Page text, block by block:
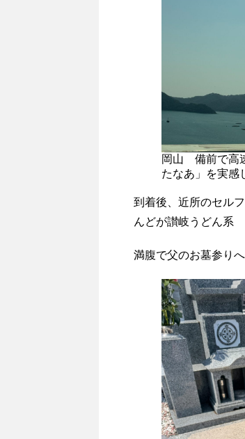
岡山 備前で高
たなあ」を実感
到着後、近所のセル
んどが讃岐うどん系
満腹で父のお墓参り